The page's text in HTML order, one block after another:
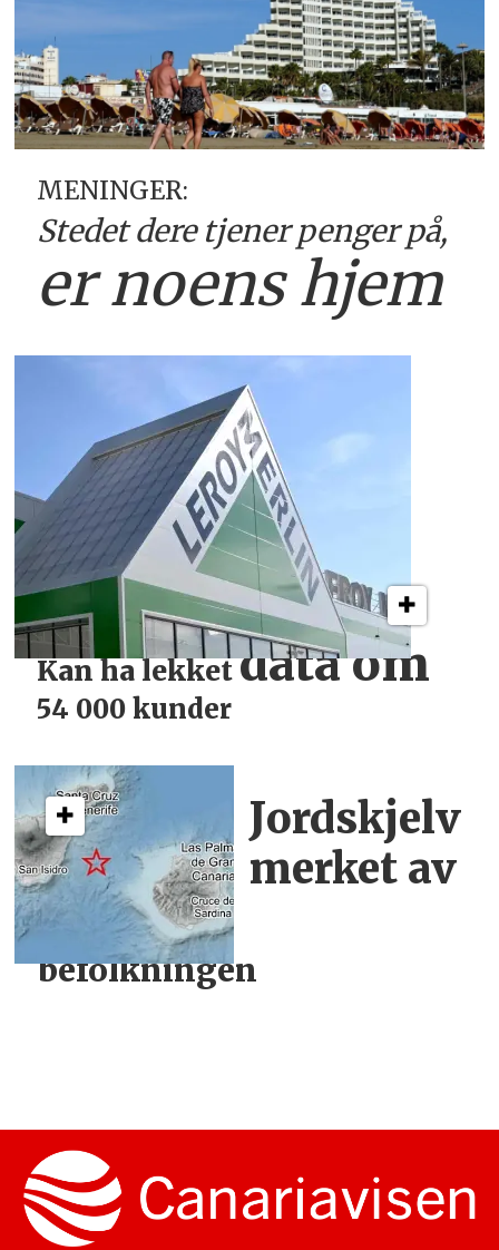
MENINGER:
Stedet dere tjener penger på,
ernoens hjem
Kan ha lekketdata om
54 000 kunder
Jordskjelv
merket av
befolkningen